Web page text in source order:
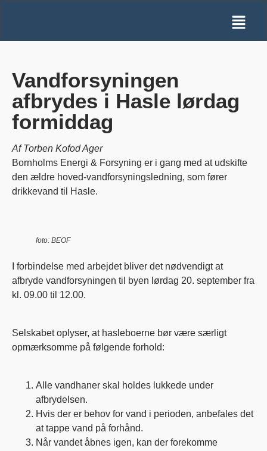
Vandforsyningen
afbrydes i Hasle lørdag
formiddag
Af Torben Kofod Ager
Bornholms Energi & Forsyning er i gang med at udskifte
den ældre hoved-vandforsyningsledning, som fører
drikkevand til Hasle.
foto: BEOF
I forbindelse med arbejdet bliver det nødvendigt at
afbryde vandforsyningen til byen lørdag 20. september fra
kl. 09.00 til 12.00.
Selskabet oplyser, at hasleboerne bør være særligt
opmærksomme på følgende forhold:
Alle vandhaner skal holdes lukkede under
afbrydelsen.
Hvis der er behov for vand i perioden, anbefales det
at tappe vand på forhånd.
Når vandet åbnes igen, kan der forekomme